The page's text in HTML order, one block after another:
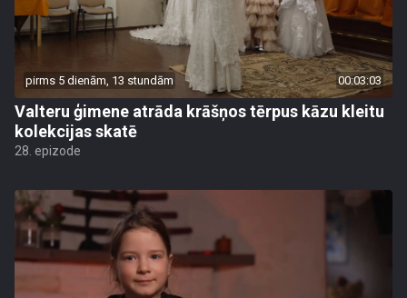
pirms 5 dienām, 13 stundām 00:03:03
Valteru ģimene atrāda krāšņos tērpus kāzu kleitu
kolekcijas skatē
28. epizode